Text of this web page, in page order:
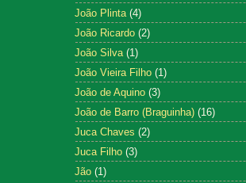
João Plinta (4)
João Ricardo (2)
João Silva (1)
João Vieira Filho (1)
João de Aquino (3)
João de Barro (Braguinha) (16)
Juca Chaves (2)
Juca Filho (3)
Jão (1)